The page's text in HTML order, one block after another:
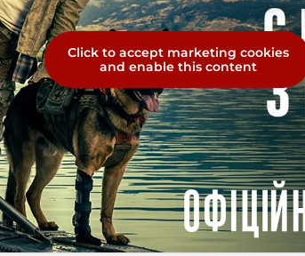
Click to accept marketing cookies
and enable this content